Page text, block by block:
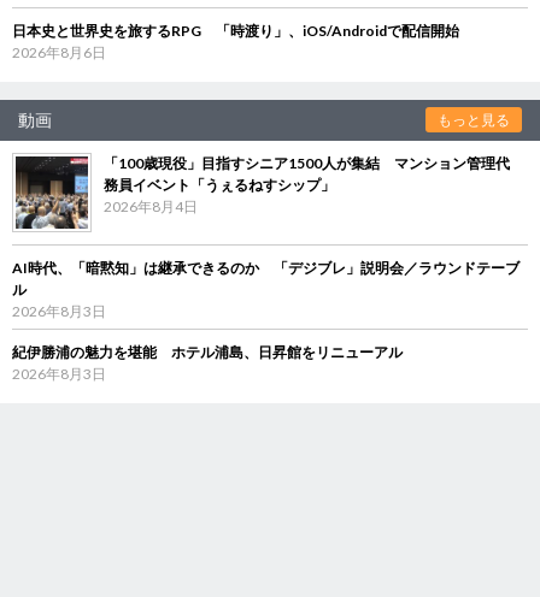
日本史と世界史を旅するRPG 「時渡り」、iOS/Androidで配信開始
2026年8月6日
動画 もっと見る
「100歳現役」目指すシニア1500人が集結 マンション管理代
務員イベント「うぇるねすシップ」
2026年8月4日
AI時代、「暗黙知」は継承できるのか 「デジブレ」説明会／ラウンドテーブ
ル
2026年8月3日
紀伊勝浦の魅力を堪能 ホテル浦島、日昇館をリニューアル
2026年8月3日